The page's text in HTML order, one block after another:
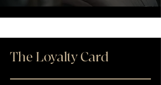
The Loyalty Card